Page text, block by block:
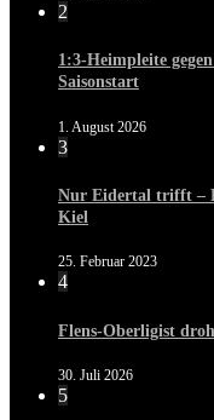
2
1:3-Heimpleite
Saisonstart
1. August 2026
3
Nur Eidertal trifft –
Kiel
25. Februar 2023
4
Flens-Oberligist
30. Juli 2026
5